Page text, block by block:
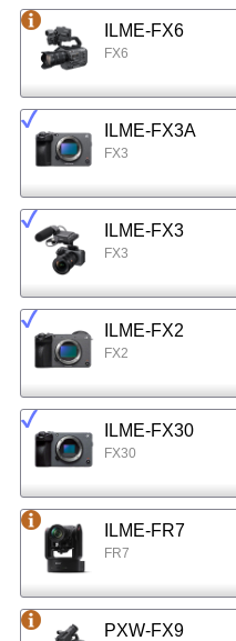
ILME-FX6
FX6
ILME-FX3A
FX3
ILME-FX3
FX3
ILME-FX2
FX2
ILME-FX30
FX30
ILME-FR7
FR7
PXW-FX9